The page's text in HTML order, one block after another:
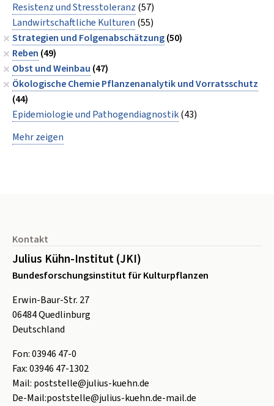
Resistenz und Stresstoleranz (57)
Landwirtschaftliche Kulturen (55)
Strategien und Folgenabschätzung(50)
Reben (49)
Obst und Weinbau (47)
Ökologische Chemie Pflanzenanalytik und Vorratsschutz
(44)
Epidemiologie und Pathogendiagnostik(43)
Mehr zeigen
Kontakt
Julius Kühn-Institut (JKI)
Bundesforschungsinstitut für Kulturpflanzen
Erwin-Baur-Str. 27
06484Quedlinburg
Deutschland
Fon:03946 47-0
Fax:03946 47-1302
Mail: poststelle@julius-kuehn.de
De-Mail:poststelle@julius-kuehn.de-mail.de